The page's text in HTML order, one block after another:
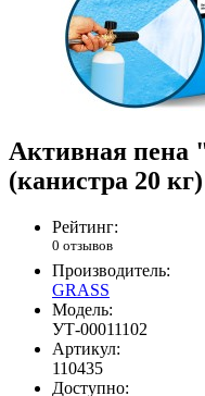
Активная пена
(канистра 20 кг)
Рейтинг:
0 отзывов
Производитель:
GRASS
Модель:
УТ-00011102
Артикул:
110435
Доступно: